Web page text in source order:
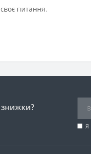
питання.
знижки?
Я